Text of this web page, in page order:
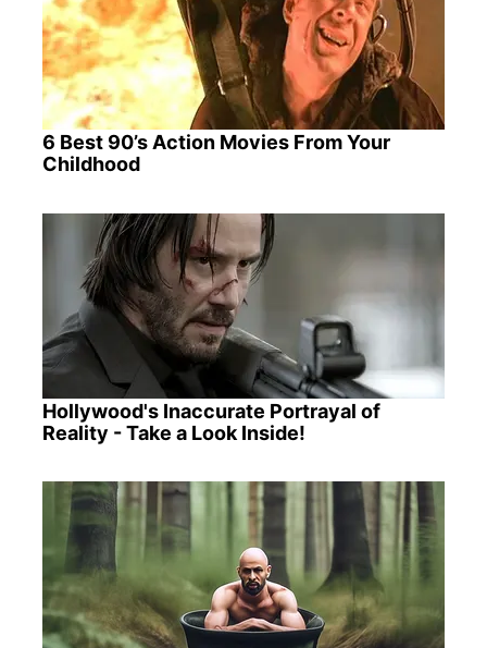
6 Best 90’s Action Movies From Your
Childhood
Hollywood's Inaccurate Portrayal of
Reality - Take a Look Inside!